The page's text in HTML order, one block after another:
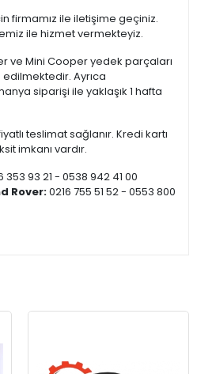
firmamız ile iletişime geçiniz.
ile hizmet vermekteyiz.
ve Mini Cooper yedek parçaları
Ayrıca
siparişi ile yaklaşık 1 hafta
teslimat sağlanır. Kredi kartı
imkanı vardır.
353 93 21 - 0538 942 41 00
Rover:0216 755 51 52 - 0553 800